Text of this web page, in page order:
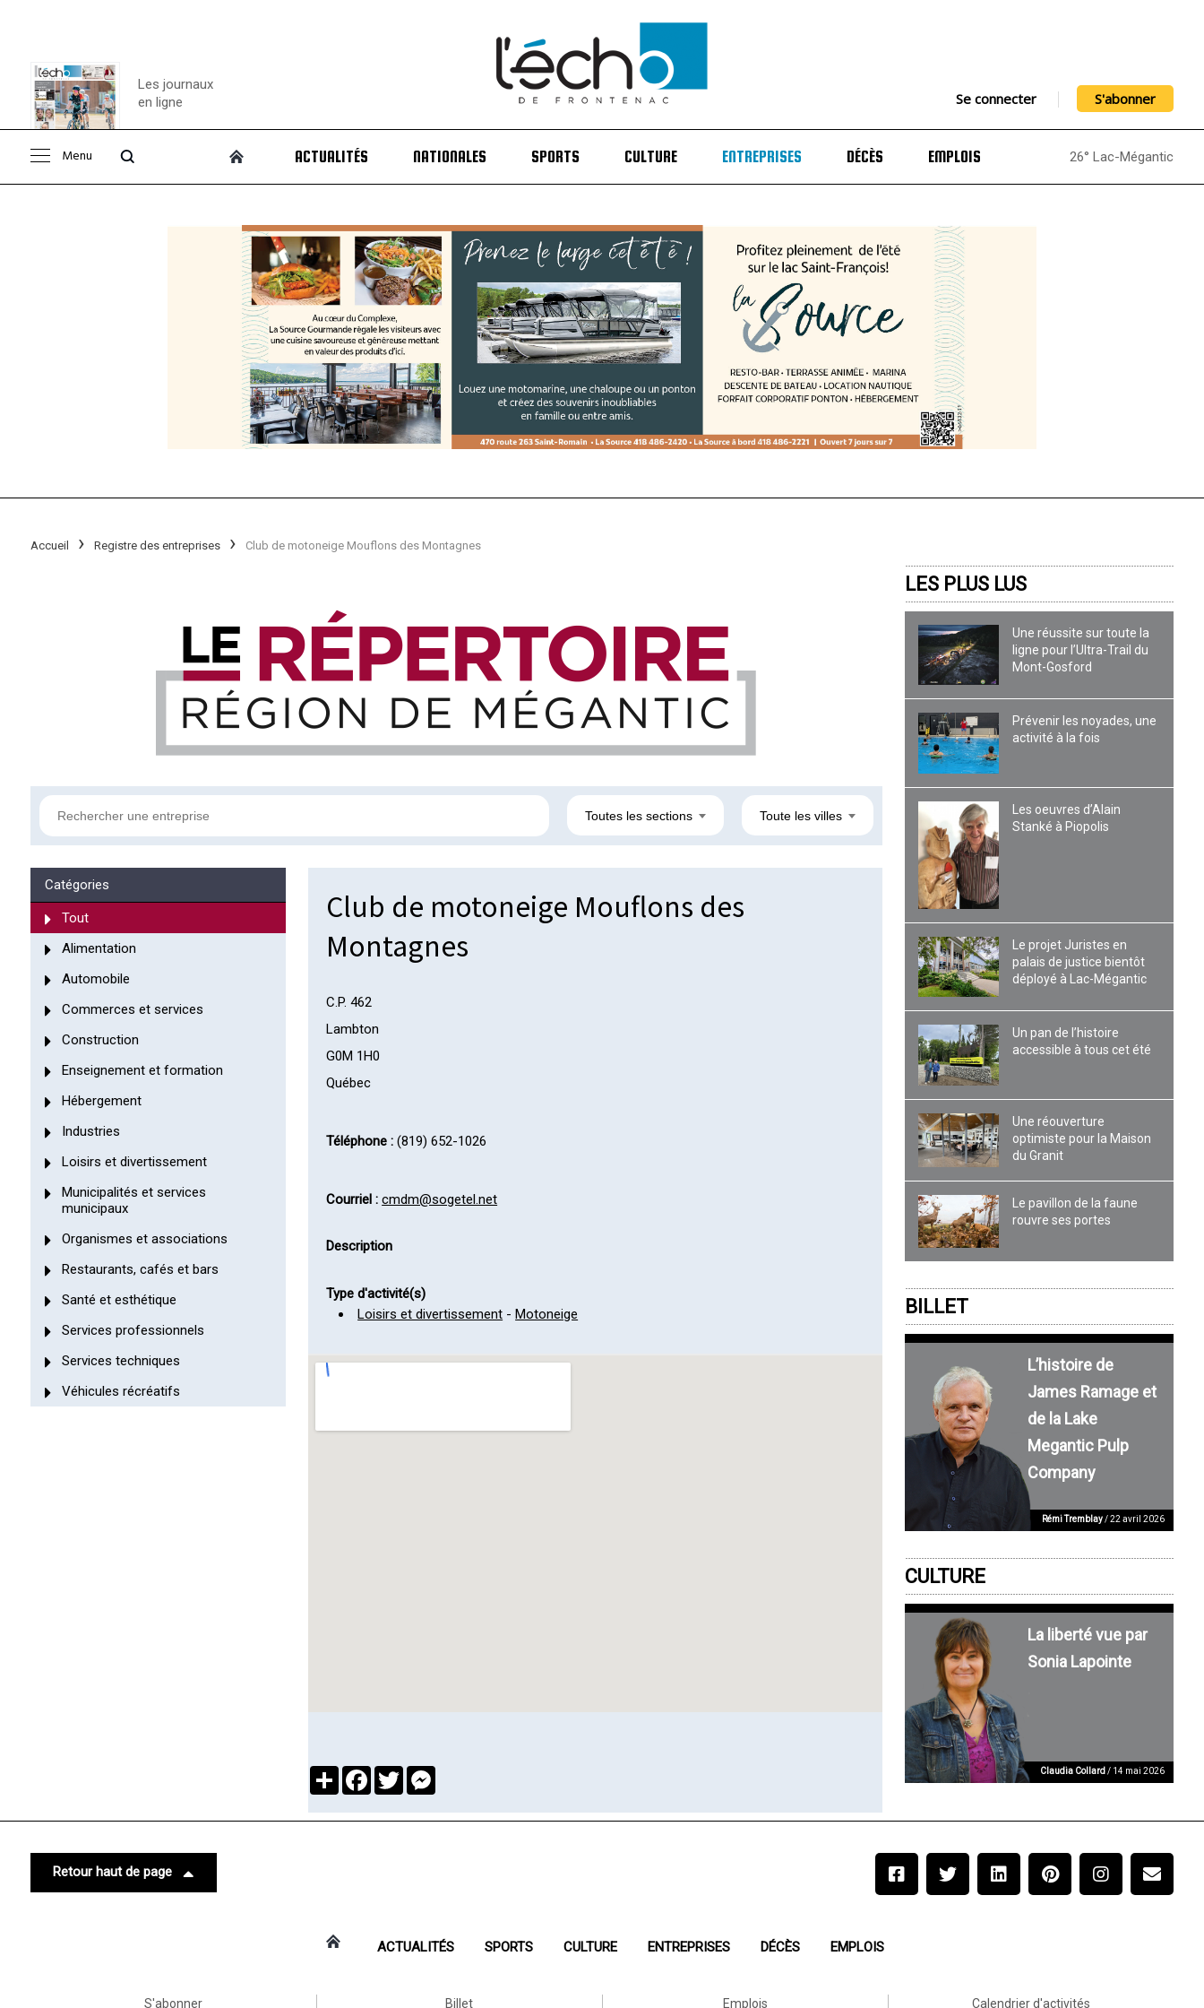
Consulter le
Les journaux
en ligne
Se connecter S'abonner
Menu ACTUALITÉS NATIONALES SPORTS CULTURE ENTREPRISES DÉCÈS EMPLOIS 26° Lac-Mégantic
Accueil Registre des entreprises Club de motoneige Mouflons des Montagnes
Toutes les sections Toute les villes
Catégories
Tout
Alimentation
Automobile
Commerces et services
Construction
Enseignement et formation
Hébergement
Industries
Loisirs et divertissement
Municipalités et services
municipaux
Organismes et associations
Restaurants, cafés et bars
Santé et esthétique
Services professionnels
Services techniques
Véhicules récréatifs
Club de motoneige Mouflons des
Montagnes
C.P. 462
Lambton
G0M 1H0
Québec
Téléphone : (819) 652-1026
Courriel : cmdm@sogetel.net
Description
Type d'activité(s)
Loisirs et divertissement -Motoneige
PartagerFacebook
Twitter
LES PLUS LUS
Une réussite sur toute la
ligne pour l’Ultra-Trail du
Mont-Gosford
Prévenir les noyades, une
activité à la fois
Les oeuvres d’Alain
Stanké à Piopolis
Le projet Juristes en
palais de justice bientôt
déployé à Lac-Mégantic
Un pan de l’histoire
accessible à tous cet été
Une réouverture
optimiste pour la Maison
du Granit
Le pavillon de la faune
rouvre ses portes
BILLET
L’histoire de
James Ramage et
de la Lake
Megantic Pulp
Company
Rémi Tremblay/ 22 avril 2026
CULTURE
La liberté vue par
Sonia Lapointe
Claudia Collard/ 14 mai 2026
Retour haut de page
ACTUALITÉS SPORTS CULTURE ENTREPRISES DÉCÈS EMPLOIS
S'abonner Billet Emplois Calendrier d'activités